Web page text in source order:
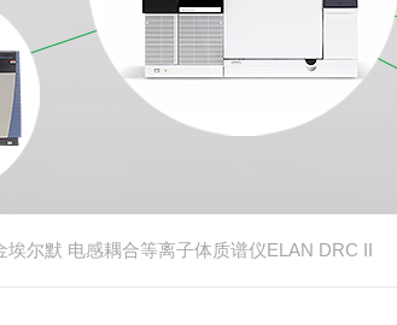
尔默 电感耦合等离子体质谱仪ELAN DRC II